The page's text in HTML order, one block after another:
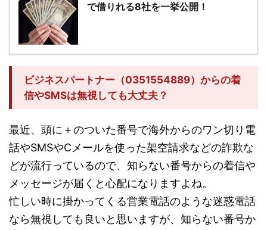
で借りれる8社を一挙公開！
ビジネスパートナー（0351554889）からの着
信やSMSは無視しても大丈夫？
最近、頭に＋のついた番号で海外からのワン切り電
話やSMSやCメールを使った架空請求などの詐欺な
どが流行っているので、知らない番号からの着信や
メッセージが届くと心配になりますよね。
忙しい時に掛かってくる営業電話のような迷惑電話
なら無視しても良いと思いますが、知らない番号か